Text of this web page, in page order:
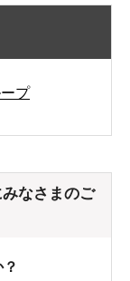
プ
なさまのご